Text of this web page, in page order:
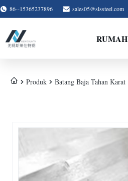
86--15365237896 sales05@slssteel.com
RUMAH
Produk Batang Baja Tahan Karat